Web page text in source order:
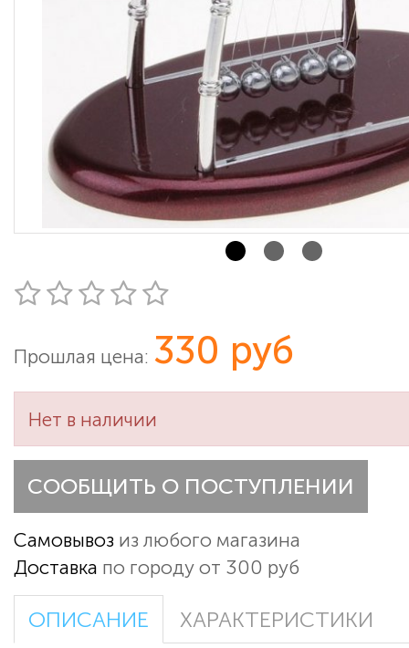
Прошлая цена: 330 руб
Нет в наличии
СООБЩИТЬ О ПОСТУПЛЕНИИ
Самовывоз из любого магазина
Доставка по городу от 300 руб
ОПИСАНИЕ ХАРАКТЕРИСТИКИ